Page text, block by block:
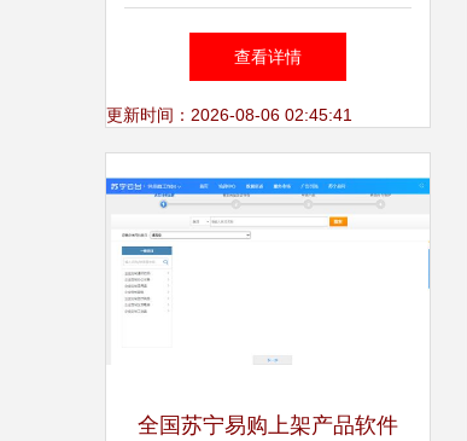
自动取商品预设售价
查看详情
更新时间：2026-08-06 02:45:41
全国苏宁易购上架产品软件